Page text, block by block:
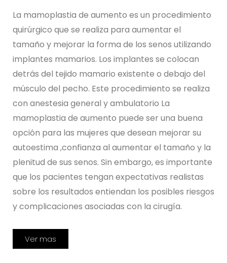
La mamoplastia de aumento es un procedimiento
quirúrgico que se realiza para aumentar el
tamaño y mejorar la forma de los senos utilizando
implantes mamarios. Los implantes se colocan
detrás del tejido mamario existente o debajo del
músculo del pecho. Este procedimiento se realiza
con anestesia general y ambulatorio La
mamoplastia de aumento puede ser una buena
opción para las mujeres que desean mejorar su
autoestima ,confianza al aumentar el tamaño y la
plenitud de sus senos. Sin embargo, es importante
que los pacientes tengan expectativas realistas
sobre los resultados entiendan los posibles riesgos
y complicaciones asociadas con la cirugía.
Ver mas